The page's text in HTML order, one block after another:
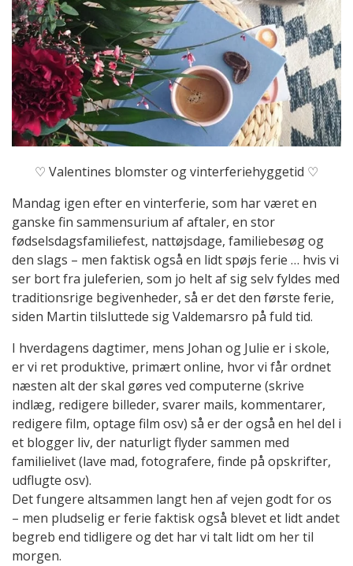
♡ Valentines blomster og vinterferiehyggetid ♡
Mandag igen efter en vinterferie, som har været en
ganske fin sammensurium af aftaler, en stor
fødselsdagsfamiliefest, nattøjsdage, familiebesøg og
den slags – men faktisk også en lidt spøjs ferie … hvis vi
ser bort fra juleferien, som jo helt af sig selv fyldes med
traditionsrige begivenheder, så er det den første ferie,
siden Martin tilsluttede sig Valdemarsro på fuld tid.
I hverdagens dagtimer, mens Johan og Julie er i skole,
er vi ret produktive, primært online, hvor vi får ordnet
næsten alt der skal gøres ved computerne (skrive
indlæg, redigere billeder, svarer mails, kommentarer,
redigere film, optage film osv) så er der også en hel del i
et blogger liv, der naturligt flyder sammen med
familielivet (lave mad, fotografere, finde på opskrifter,
udflugte osv).
Det fungere altsammen langt hen af vejen godt for os
– men pludselig er ferie faktisk også blevet et lidt andet
begreb end tidligere og det har vi talt lidt om her til
morgen.